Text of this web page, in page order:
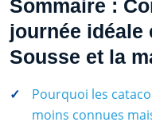
Sommaire :
journée idéale
Sousse et la
Pourquoi les
moins connues